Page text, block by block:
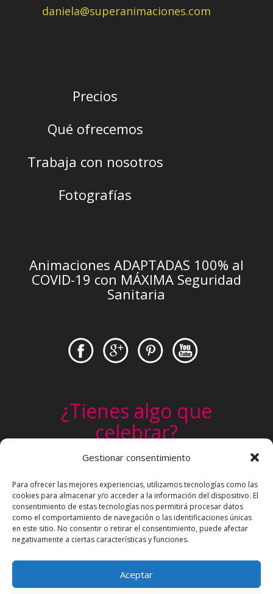
Gestionar consentimiento
Para ofrecer las mejores experiencias, utilizamos tecnologías como las
cookies para almacenar y/o acceder a la información del dispositivo. El
consentimiento de estas tecnologías nos permitirá procesar datos
como el comportamiento de navegación o las identificaciones únicas
en este sitio. No consentir o retirar el consentimiento, puede afectar
negativamente a ciertas características y funciones.
Aceptar
daniela@superanimaciones.com
Precios
Qué ofrecemos
Trabaja con nosotros
Fotografías
Animaciones ADAPTADAS 100% al
COVID-19 con MÁXIMA Seguridad
Sanitaria
¿Tienes algo que
celebrar?
Un cumpleaños, una comunión, un
evento infantil. Pide tu presupuesto
personalizado sin ningún compromiso
Sí, Quiero